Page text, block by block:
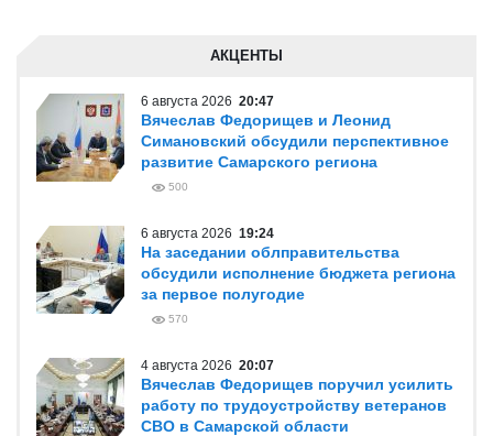
АКЦЕНТЫ
6 августа 2026 20:47
Вячеслав Федорищев и Леонид
Симановский обсудили перспективное
развитие Самарского региона
500
6 августа 2026 19:24
На заседании облправительства
обсудили исполнение бюджета региона
за первое полугодие
570
4 августа 2026 20:07
Вячеслав Федорищев поручил усилить
работу по трудоустройству ветеранов
СВО в Самарской области